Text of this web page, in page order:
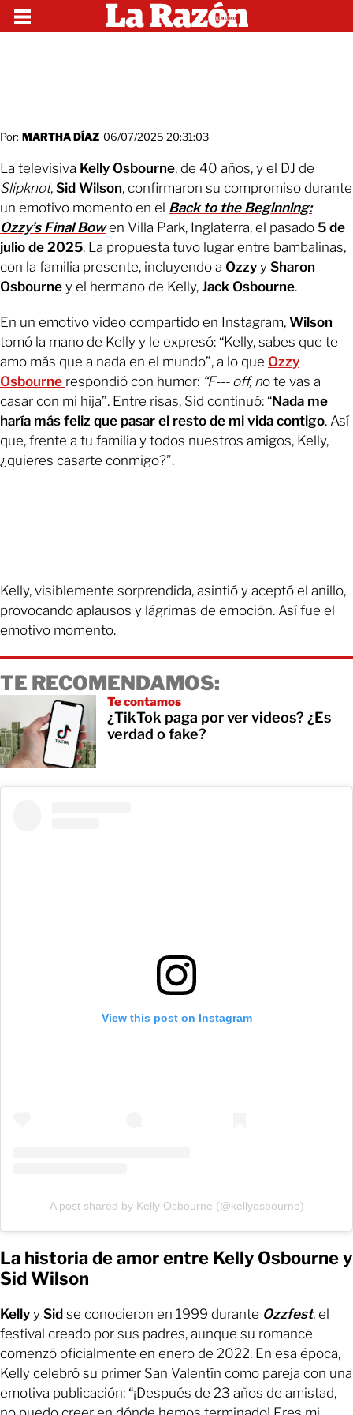
Por: MARTHA DÍAZ 06/07/2025 20:31:03
La televisiva Kelly Osbourne, de 40 años, y el DJ de
Slipknot, Sid Wilson, confirmaron su compromiso durante
un emotivo momento en el Back to the Beginning:
Ozzy’s Final Bowen Villa Park, Inglaterra, el pasado 5 de
julio de 2025. La propuesta tuvo lugar entre bambalinas,
con la familia presente, incluyendo a Ozzy y Sharon
Osbourne y el hermano de Kelly, Jack Osbourne.
En un emotivo video compartido en Instagram, Wilson
tomó la mano de Kelly y le expresó: “Kelly, sabes que te
amo más que a nada en el mundo”, a lo que Ozzy
Osbourne respondió con humor: “F--- off, no te vas a
casar con mi hija”. Entre risas, Sid continuó: “Nada me
haría más feliz que pasar el resto de mi vida contigo. Así
que, frente a tu familia y todos nuestros amigos, Kelly,
¿quieres casarte conmigo?”.
Kelly, visiblemente sorprendida, asintió y aceptó el anillo,
provocando aplausos y lágrimas de emoción. Así fue el
emotivo momento.
TE RECOMENDAMOS:
Te contamos
¿TikTok paga por ver videos? ¿Es
verdad o fake?
View this post on Instagram
A post shared by Kelly Osbourne (@kellyosbourne)
La historia de amor entre Kelly Osbourne y
Sid Wilson
Kelly y Sid se conocieron en 1999 durante Ozzfest, el
festival creado por sus padres, aunque su romance
comenzó oficialmente en enero de 2022. En esa época,
Kelly celebró su primer San Valentín como pareja con una
emotiva publicación: “¡Después de 23 años de amistad,